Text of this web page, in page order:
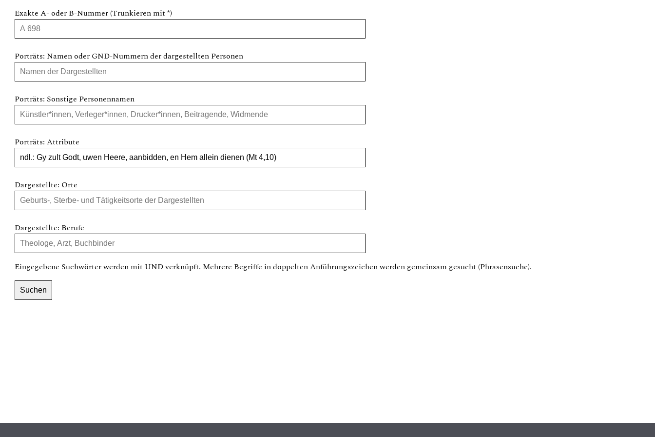
Exakte A- oder B-Nummer (Trunkieren mit *)
Porträts: Namen oder GND-Nummern der dargestellten Personen
Porträts: Sonstige Personennamen
Porträts: Attribute
Dargestellte: Orte
Dargestellte: Berufe
Eingegebene Suchwörter werden mit UND verknüpft. Mehrere Begriffe in doppelten Anführungszeichen werden gemeinsam gesucht (Phrasensuche).